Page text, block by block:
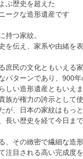
ぶ歴史を超えた
ークな造形遺産です
つ家紋。
を伝え、家系や由緒を
庶民の文化ともいえる
パターンであり、900
しい造形遺産ともいえま
族が権力の誇示として
が、日本の家紋はもっ
長い歴史を経て今日ま
、その緻密で繊細な造
注目される高い完成度を